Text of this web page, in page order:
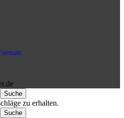
Suche
zu erhalten.
Suche